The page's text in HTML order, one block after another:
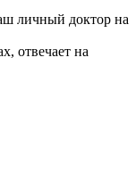
личный доктор на
отвечает на